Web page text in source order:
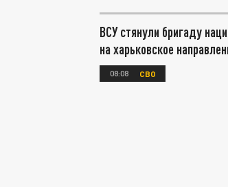
ВСУ стянули бригаду
на харьковское
08:08 СВО